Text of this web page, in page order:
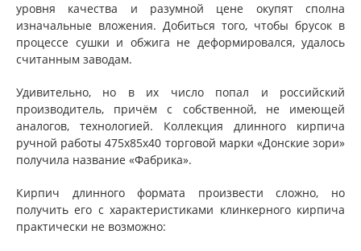
уровня качества и разумной цене окупят сполна
изначальные вложения. Добиться того, чтобы брусок в
процессе сушки и обжига не деформировался, удалось
считанным заводам.
Удивительно, но в их число попал и российский
производитель, причём с собственной, не имеющей
аналогов, технологией. Коллекция длинного кирпича
ручной работы 475x85x40 торговой марки «Донские зори»
получила название «Фабрика».
Кирпич длинного формата произвести сложно, но
получить его с характеристиками клинкерного кирпича
практически не возможно: